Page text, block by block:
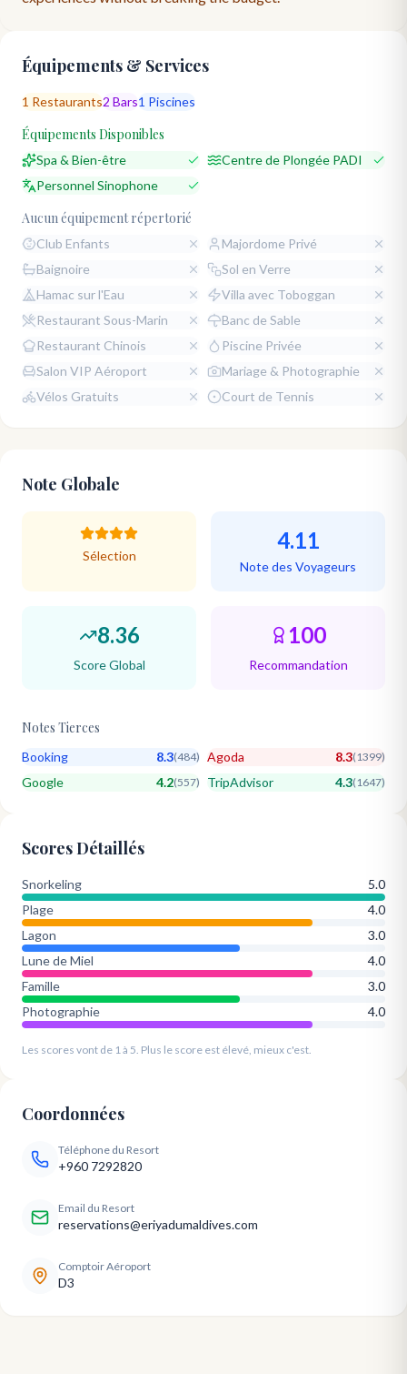
Équipements & Services
1 Restaurants2 Bars1 Piscines
Équipements Disponibles
Spa & Bien-être
Centre de Plongée PADI
Personnel Sinophone
Aucun équipement répertorié
Club Enfants
Majordome Privé
Baignoire
Sol en Verre
Hamac sur l'Eau
Villa avec Toboggan
Restaurant Sous-Marin
Banc de Sable
Restaurant Chinois
Piscine Privée
Salon VIP Aéroport
Mariage & Photographie
Vélos Gratuits
Court de Tennis
Note Globale
Sélection
4.11
Note des Voyageurs
8.36
Score Global
100
Recommandation
Notes Tierces
Booking 8.3(484) Agoda 8.3(1399)
Google 4.2(557) TripAdvisor 4.3(1647)
Scores Détaillés
Snorkeling
5.0
Plage
4.0
Lagon
3.0
Lune de Miel
4.0
Famille
3.0
Photographie
4.0
Les scores vont de 1 à 5. Plus le score est élevé, mieux c'est.
Coordonnées
Téléphone du Resort
+960 7292820
Email du Resort
reservations@eriyadumaldives.com
Comptoir Aéroport
D3